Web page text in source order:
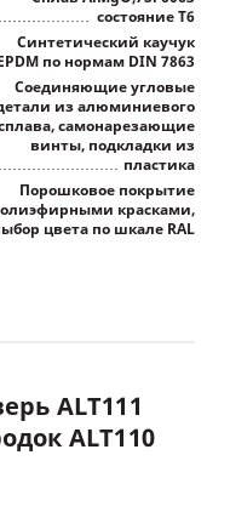
состояние Т6
Синтетический каучук
по нормам DIN 7863
Соединяющие угловые
из алюминиевого
самонарезающие
винты, подкладки из
пластика
Порошковое покрытие
красками,
цвета по шкале RAL
ALT111
ALT110